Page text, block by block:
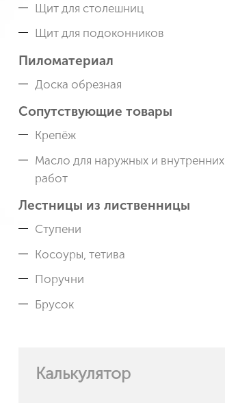
Щит для столешниц
Щит для подоконников
Пиломатериал
Доска обрезная
Сопутствующие товары
Крепёж
Масло для наружных и внутренних
работ
Лестницы из лиственницы
Ступени
Косоуры, тетива
Поручни
Брусок
Калькулятор